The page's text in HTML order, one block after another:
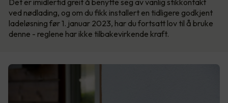
Det er imidlertid greit å benytte seg av vanlig stikkontakt
ved nødlading, og om du fikk installert en tidligere godkjent
ladeløsning før 1. januar 2023, har du fortsatt lov til å bruke
denne - reglene har ikke tilbakevirkende kraft.